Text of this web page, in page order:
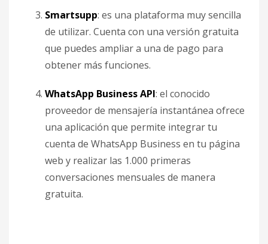
Smartsupp: es una plataforma muy sencilla
de utilizar. Cuenta con una versión gratuita
que puedes ampliar a una de pago para
obtener más funciones.
WhatsApp Business API: el conocido
proveedor de mensajería instantánea ofrece
una aplicación que permite integrar tu
cuenta de WhatsApp Business en tu página
web y realizar las 1.000 primeras
conversaciones mensuales de manera
gratuita.